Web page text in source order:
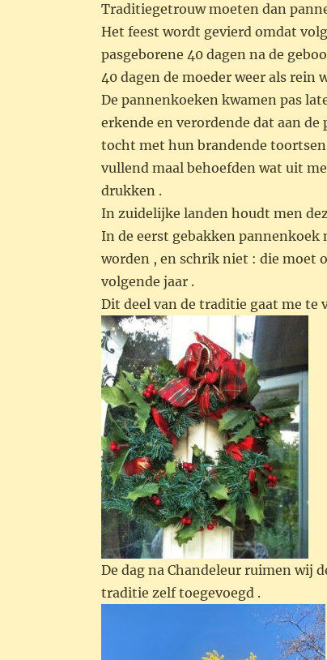
Traditiegetrouw moeten dan
Het feest wordt gevierd omdat
pasgeborene 40 dagen na de
40 dagen de moeder weer als rein
De pannenkoeken kwamen pas
erkende en verordende dat aan de
tocht met hun brandende
vullend maal behoefden wat uit
drukken .
In zuidelijke landen houdt men
In de eerst gebakken
worden , en schrik niet : die moet
volgende jaar .
Dit deel van de traditie gaat me
De dag na Chandeleur ruimen wij
traditie zelf toegevoegd .